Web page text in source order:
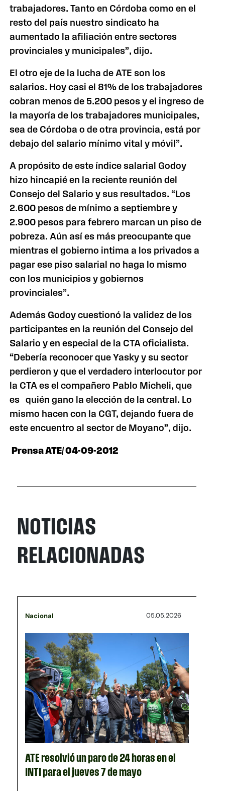
trabajadores. Tanto en Córdoba como en el
resto del país nuestro sindicato ha
aumentado la afiliación entre sectores
provinciales y municipales”, dijo.
El otro eje de la lucha de ATE son los
salarios. Hoy casi el 81% de los trabajadores
cobran menos de 5.200 pesos y el ingreso de
la mayoría de los trabajadores municipales,
sea de Córdoba o de otra provincia, está por
debajo del salario mínimo vital y móvil”.
A propósito de este índice salarial Godoy
hizo hincapié en la reciente reunión del
Consejo del Salario y sus resultados. “Los
2.600 pesos de mínimo a septiembre y
2.900 pesos para febrero marcan un piso de
pobreza. Aún así es más preocupante que
mientras el gobierno intima a los privados a
pagar ese piso salarial no haga lo mismo
con los municipios y gobiernos
provinciales”.
Además Godoy cuestionó la validez de los
participantes en la reunión del Consejo del
Salario y en especial de la CTA oficialista.
“Debería reconocer que Yasky y su sector
perdieron y que el verdadero interlocutor por
la CTA es el compañero Pablo Micheli, que
es quién gano la elección de la central. Lo
mismo hacen con la CGT, dejando fuera de
este encuentro al sector de Moyano”, dijo.
Prensa ATE/ 04-09-2012
NOTICIAS
RELACIONADAS
Nacional 05.05.2026
ATE resolvió un paro de 24 horas en el
INTI para el jueves 7 de mayo